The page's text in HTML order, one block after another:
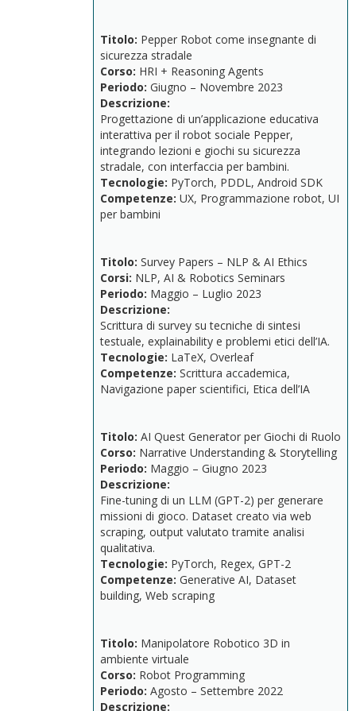
Titolo: Pepper Robot come insegnante di
sicurezza stradale
Corso: HRI + Reasoning Agents
Periodo: Giugno – Novembre 2023
Descrizione:
Progettazione di un’applicazione educativa
interattiva per il robot sociale Pepper,
integrando lezioni e giochi su sicurezza
stradale, con interfaccia per bambini.
Tecnologie: PyTorch, PDDL, Android SDK
Competenze: UX, Programmazione robot, UI
per bambini
Titolo: Survey Papers – NLP & AI Ethics
Corsi: NLP, AI & Robotics Seminars
Periodo: Maggio – Luglio 2023
Descrizione:
Scrittura di survey sutecniche di sintesi
testuale, explainability e problemi etici dell’IA.
Tecnologie: LaTeX, Overleaf
Competenze: Scrittura accademica,
Navigazione paper scientifici, Etica dell’IA
Titolo: AI Quest Generator per Giochi di Ruolo
Corso: Narrative Understanding & Storytelling
Periodo: Maggio – Giugno 2023
Descrizione:
Fine-tuning di un LLM (GPT-2) per generare
missioni di gioco. Dataset creato via web
scraping, output valutatotramite analisi
qualitativa.
Tecnologie: PyTorch, Regex, GPT-2
Competenze: Generative AI, Dataset
building, Web scraping
Titolo: Manipolatore Robotico 3D in
ambiente virtuale
Corso: Robot Programming
Periodo: Agosto – Settembre 2022
Descrizione: